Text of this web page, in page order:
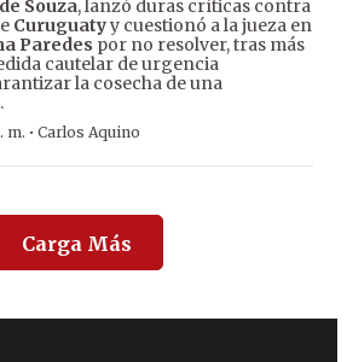
Souza, lanzó duras críticas contra
Curuguatyy cuestionó a la jueza en
Paredes por no resolver, tras más
cautelar de urgencia
la cosecha de una
.
m. · Carlos Aquino
Carga Más